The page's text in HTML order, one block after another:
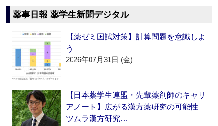
薬事日報 薬学生新聞デジタル
【薬ゼミ国試対策】計算問題を意識しよ
う
2026年07月31日 (金)
【日本薬学生連盟・先輩薬剤師のキャリ
アノート】広がる漢方薬研究の可能性
ツムラ漢方研究…